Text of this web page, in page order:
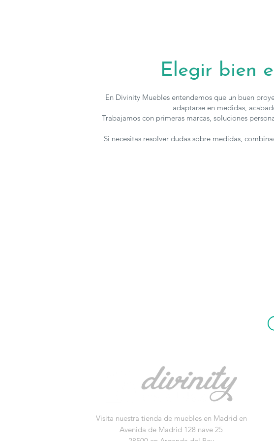
Elegir bien
En Divinity Muebles entendemos que un buen
adaptarse en medidas,
Trabajamos con primeras marcas, soluciones
Si necesitas resolver dudas sobre medidas,
Visita nuestra tienda de muebles en Madrid en
Avenida de Madrid 128 nave 25